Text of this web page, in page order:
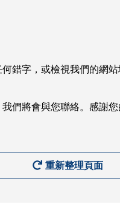
錯字，或檢視我們的網
們將會與您聯絡。感謝
重新整理頁面